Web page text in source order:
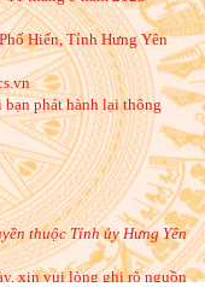
Hiến, Tỉnh Hưng Yên
phát hành lại thông
thuộc Tỉnh ủy Hưng Yên
xin vui lòng ghi rõ nguồn